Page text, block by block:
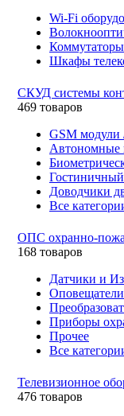
Wi-Fi
Коммутаторы
Шкафы
СКУД системы
469 товаров
GSM модули
Автономные
Доводчики
Все
ОПС охранно-
168 товаров
Датчики и
Оповещатели
Приборы
Прочее
Все
Телевизионное
476 товаров